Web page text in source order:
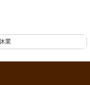
業